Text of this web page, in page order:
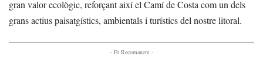
gran valor ecològic, reforçant així el Camí de Costa com un dels
grans actius paisatgístics, ambientals i turístics del nostre litoral.
- Et Recomanem -